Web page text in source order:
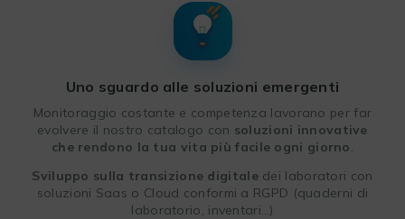
Uno sguardo alle soluzioni emergenti
Monitoraggio costante e competenza lavorano per far
evolvere il nostro catalogo con soluzioni innovative
che rendono la tua vita più facile ogni giorno.
Sviluppo sulla transizione digitaledei laboratori con
soluzioni Saas o Cloud conformi a RGPD (quaderni di
laboratorio, inventari…)